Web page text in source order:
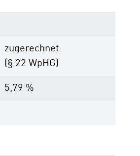
zugerechnet
(§ 22 WpHG)
5,79 %